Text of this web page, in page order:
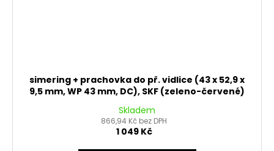
simering + prachovka do př. vidlice (43 x 52,9 x
9,5 mm, WP 43 mm, DC), SKF (zeleno-červené)
Skladem
866,94 Kč bez DPH
1 049 Kč